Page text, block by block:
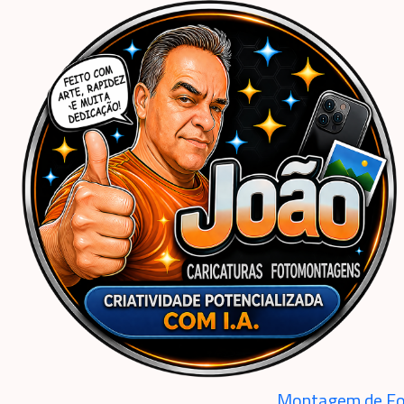
Caricaturas Personalizadas | João Caricaturas Família